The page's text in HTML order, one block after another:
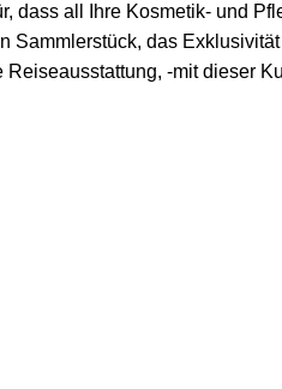
all Ihre Kosmetik- und
das
-mit dieser